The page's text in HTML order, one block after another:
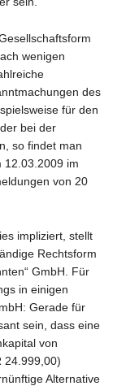
wenigen
des
für den
bei der
so findet man
12.03.2009 im
von 20
impliziert, stellt
Rechtsform
GmbH. Für
in einigen
Gerade für
sein, dass eine
von
24.999,00)
Alternative